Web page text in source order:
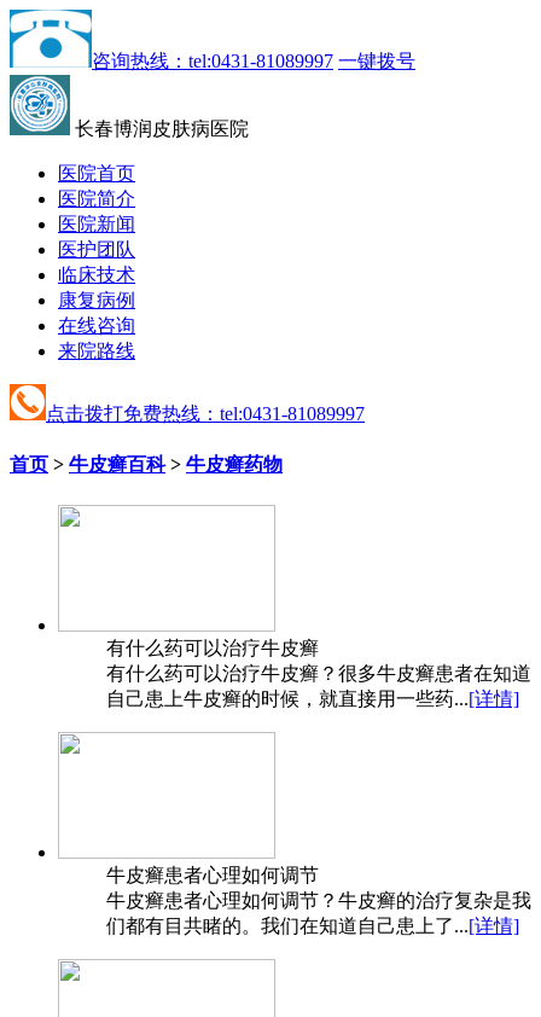
咨询热线：tel:0431-81089997 一键拨号
长春博润皮肤病医院
医院首页
医院简介
医院新闻
医护团队
临床技术
康复病例
在线咨询
来院路线
点击拨打免费热线：tel:0431-81089997
首页 > 牛皮癣百科> 牛皮癣药物
有什么药可以治疗牛皮癣
有什么药可以治疗牛皮癣？很多牛皮癣患者在知道
自己患上牛皮癣的时候，就直接用一些药...[详情]
牛皮癣患者心理如何调节
牛皮癣患者心理如何调节？牛皮癣的治疗复杂是我
们都有目共睹的。我们在知道自己患上了...[详情]